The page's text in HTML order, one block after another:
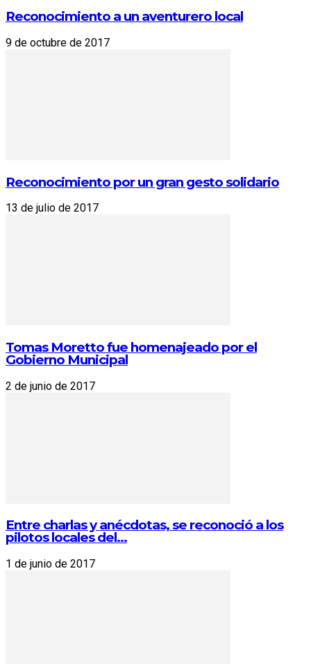
Reconocimiento a un aventurero local
9 de octubre de 2017
Reconocimiento por un gran gesto solidario
13 de julio de 2017
Tomas Moretto fue homenajeado por el
Gobierno Municipal
2 de junio de 2017
Entre charlas y anécdotas, se reconoció a los
pilotos locales del...
1 de junio de 2017